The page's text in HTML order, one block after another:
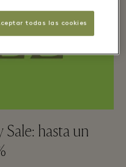
hasta un
todas las cookies